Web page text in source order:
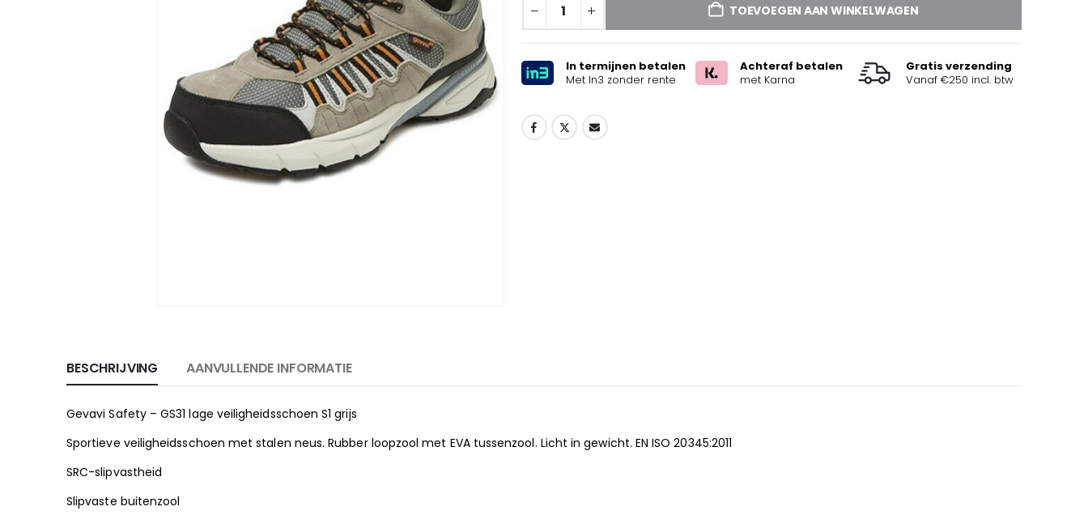
TOEVOEGEN AAN WINKELWAGEN
In termijnen betalen
Met In3 zonder rente
Achteraf betalen
met Karna
Gratis verzending
Vanaf €250 incl. btw
BESCHRIJVING AANVULLENDE INFORMATIE
Gevavi Safety – GS31 lage veiligheidsschoen S1 grijs
Sportieve veiligheidsschoen met stalen neus. Rubber loopzool met EVA tussenzool. Licht in gewicht. EN ISO 20345:2011
SRC-slipvastheid
Slipvaste buitenzool